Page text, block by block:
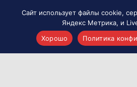
Сайт использует файлы cookie,
Яндекс Метрика, и
Хорошо
Политика